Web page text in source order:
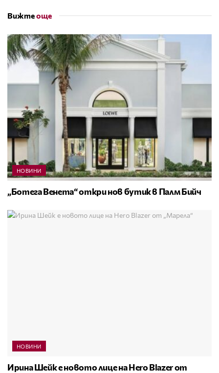
Вижтеоще
НОВИНИ
„Ботега Венета“ откри нов бутик в Палм Бийч
НОВИНИ
Ирина Шейк е новото лице на Hero Blazer от